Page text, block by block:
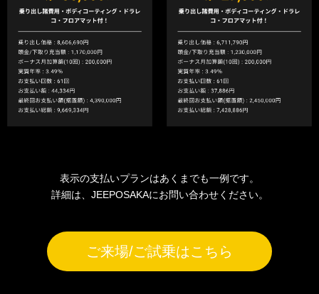
表示の支払いプランはあくまでも一例です。
詳細は、JEEPOSAKAにお問い合わせください。
ご来場/ご試乗はこちら